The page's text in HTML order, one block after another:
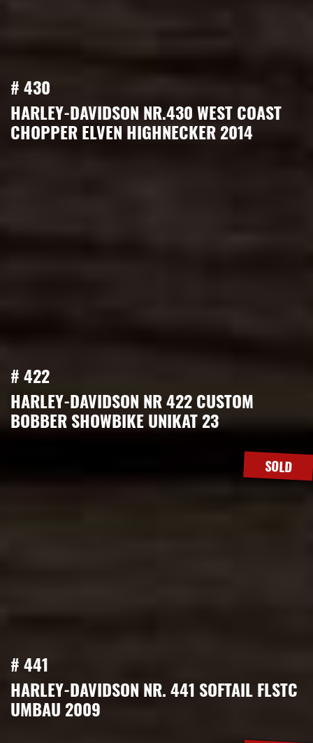
# 430
HARLEY-DAVIDSON NR.430 WEST COAST
CHOPPER ELVEN HIGHNECKER 2014
# 422
HARLEY-DAVIDSON NR 422 CUSTOM
BOBBER SHOWBIKE UNIKAT 23
SOLD
# 441
HARLEY-DAVIDSON NR. 441 SOFTAIL FLSTC
UMBAU 2009